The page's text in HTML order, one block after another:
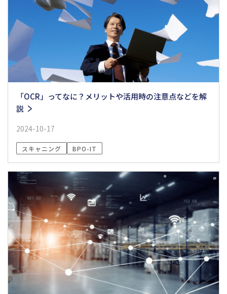
「OCR」ってなに？メリットや活用時の注意点などを解
説
2024-10-17
スキャニング BPO-IT